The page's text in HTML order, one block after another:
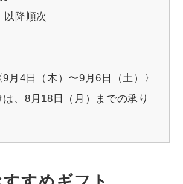
以降順次
月4日（木）〜9月6日（土）〉
は、8月18日（月）までの承り